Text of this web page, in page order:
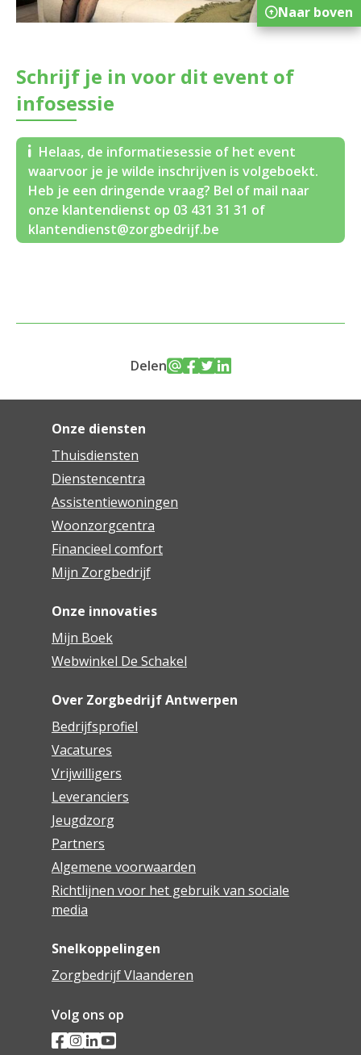
Schrijf je in voor dit event of
infosessie
Helaas, de informatiesessie of het event
waarvoor je je wilde inschrijven is volgeboekt.
Heb je een dringende vraag? Bel of mail naar
onze klantendienst op 03 431 31 31 of
klantendienst@zorgbedrijf.be
Delen
Onze diensten
Thuisdiensten
Dienstencentra
Assistentiewoningen
Woonzorgcentra
Financieel comfort
Mijn Zorgbedrijf
Onze innovaties
Mijn Boek
Webwinkel De Schakel
Over Zorgbedrijf Antwerpen
Bedrijfsprofiel
Vacatures
Vrijwilligers
Leveranciers
Jeugdzorg
Partners
Algemene voorwaarden
Richtlijnen voor het gebruik van sociale
media
Snelkoppelingen
Zorgbedrijf Vlaanderen
Volg ons op
Naar boven